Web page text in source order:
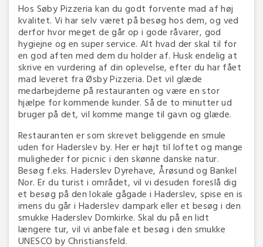
Hos Søby Pizzeria kan du godt forvente mad af høj
kvalitet. Vi har selv været på besøg hos dem, og ved
derfor hvor meget de går op i gode råvarer, god
hygiejne og en super service. Alt hvad der skal til for
en god aften med dem du holder af. Husk endelig at
skrive en vurdering af din oplevelse, efter du har fået
mad leveret fra Øsby Pizzeria. Det vil glæde
medarbejderne på restauranten og være en stor
hjælpe for kommende kunder. Så de to minutter ud
bruger på det, vil komme mange til gavn og glæde.
Restauranten er som skrevet beliggende en smule
uden for Haderslev by. Her er højt til loftet og mange
muligheder for picnic i den skønne danske natur.
Besøg f.eks. Haderslev Dyrehave, Årøsund og Bankel
Nor. Er du turist i området, vil vi desuden foreslå dig
et besøg på den lokale gågade i Haderslev, spise en is
imens du går i Haderslev dampark eller et besøg i den
smukke Haderslev Domkirke. Skal du på en lidt
længere tur, vil vi anbefale et besøg i den smukke
UNESCO by Christiansfeld.